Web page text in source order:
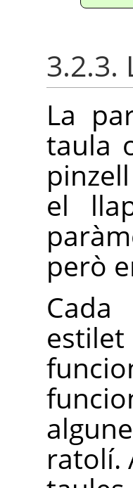
3.2.3.
La
taula
el
però
ratolí.